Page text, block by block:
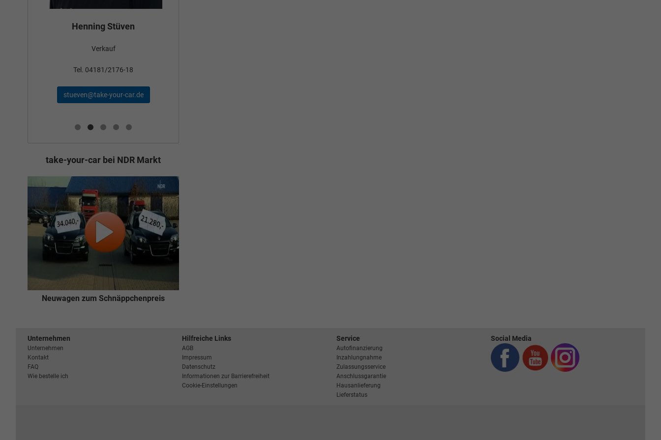
Henning Stüven
Verkauf
Tel. 04181/2176-18
stueven@take-your-car.de
take-your-car bei NDR Markt
Neuwagen zum Schnäppchenpreis
Unternehmen
Unternehmen
Kontakt
FAQ
Wie bestelle ich
Hilfreiche Links
AGB
Impressum
Datenschutz
Informationen zur Barrierefreiheit
Cookie-Einstellungen
Service
Autofinanzierung
Inzahlungnahme
Zulassungsservice
Anschlussgarantie
Hausanlieferung
Lieferstatus
Social Media